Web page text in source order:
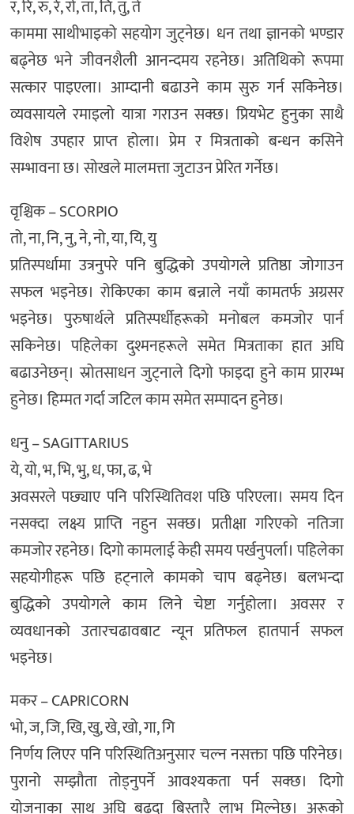
र, रि, रु, रे, रो, ता, ति, तु, ते
काममा साथीभाइको सहयोग जुट्नेछ। धन तथा ज्ञानको भण्डार
बढ्नेछ भने जीवनशैली आनन्दमय रहनेछ। अतिथिको रूपमा
सत्कार पाइएला। आम्दानी बढाउने काम सुरु गर्न सकिनेछ।
व्यवसायले रमाइलो यात्रा गराउन सक्छ। प्रियभेट हुनुका साथै
विशेष उपहार प्राप्त होला। प्रेम र मित्रताको बन्धन कसिने
सम्भावना छ। सोखले मालमत्ता जुटाउन प्रेरित गर्नेछ।
वृश्चिक – SCORPIO
तो, ना, नि, नु, ने, नो, या, यि, यु
प्रतिस्पर्धामा उत्रनुपरे पनि बुद्धिको उपयोगले प्रतिष्ठा जोगाउन
सफल भइनेछ। रोकिएका काम बन्नाले नयाँ कामतर्फ अग्रसर
भइनेछ। पुरुषार्थले प्रतिस्पर्धीहरूको मनोबल कमजोर पार्न
सकिनेछ। पहिलेका दुश्मनहरूले समेत मित्रताका हात अघि
बढाउनेछन्। स्रोतसाधन जुट्नाले दिगो फाइदा हुने काम प्रारम्भ
हुनेछ। हिम्मत गर्दा जटिल काम समेत सम्पादन हुनेछ।
धनु – SAGITTARIUS
ये, यो, भ, भि, भु, ध, फा, ढ, भे
अवसरले पछ्याए पनि परिस्थितिवश पछि परिएला। समय दिन
नसक्दा लक्ष्य प्राप्ति नहुन सक्छ। प्रतीक्षा गरिएको नतिजा
कमजोर रहनेछ। दिगो कामलाई केही समय पर्खनुपर्ला। पहिलेका
सहयोगीहरू पछि हट्नाले कामको चाप बढ्नेछ। बलभन्दा
बुद्धिको उपयोगले काम लिने चेष्टा गर्नुहोला। अवसर र
व्यवधानको उतारचढावबाट न्यून प्रतिफल हातपार्न सफल
भइनेछ।
मकर – CAPRICORN
भो, ज, जि, खि, खु, खे, खो, गा, गि
निर्णय लिएर पनि परिस्थितिअनुसार चल्न नसक्ता पछि परिनेछ।
पुरानो सम्झौता तोड्नुपर्ने आवश्यकता पर्न सक्छ। दिगो